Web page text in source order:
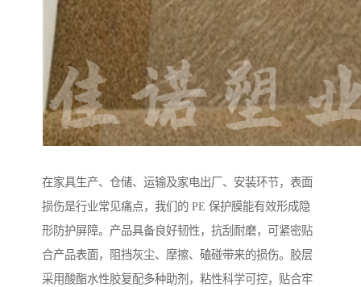
在家具生产、仓储、运输及家电出厂、安装环节，表面
损伤是行业常见痛点，我们的 PE 保护膜能有效形成隐
形防护屏障。产品具备良好韧性，抗刮耐磨，可紧密贴
合产品表面，阻挡灰尘、摩擦、磕碰带来的损伤。胶层
采用酸酯水性胶复配多种助剂，粘性科学可控，贴合牢